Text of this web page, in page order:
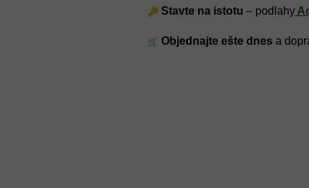
Stavte na istotu – podlahy
Objednajte ešte dnes a